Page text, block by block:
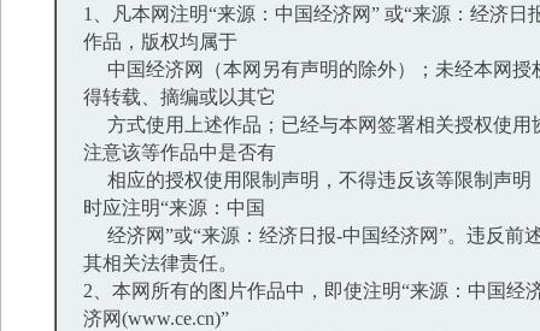
1、凡本网注明“来源：中国经济网” 或“来源：经济日
作品，版权均属于
中国经济网（本网另有声明的除外）；未经本网授
得转载、摘编或以其它
方式使用上述作品；已经与本网签署相关授权使用
注意该等作品中是否有
相应的授权使用限制声明，不得违反该等限制声明
时应注明“来源：中国
经济网”或“来源：经济日报-中国经济网”。违反前
其相关法律责任。
2、本网所有的图片作品中，即使注明“来源：中国经
济网(www.ce.cn)”